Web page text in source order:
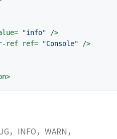
"info"
/>
ref
ref= "Console"
/>
，INFO，WARN，